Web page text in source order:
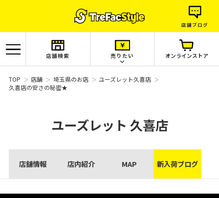
店舗ブログ
店舗検索 売りたい オンラインストア
TOP 店舗 埼玉県のお店
ユーズレット久喜店
久喜店の安さの秘密★
ユーズレット 久喜店
店舗情報 店内紹介 MAP 新入荷ブログ